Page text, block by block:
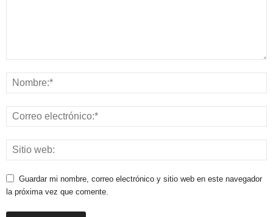
Guardar mi nombre, correo electrónico y sitio web en este navegador
la próxima vez que comente.